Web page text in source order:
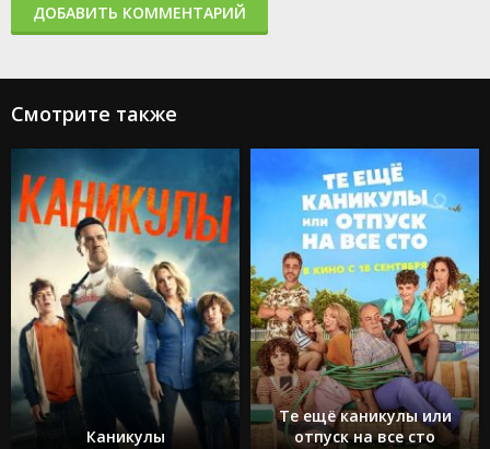
ДОБАВИТЬ КОММЕНТАРИЙ
Смотрите также
Каникулы
Те ещё каникулы или
отпуск на все сто